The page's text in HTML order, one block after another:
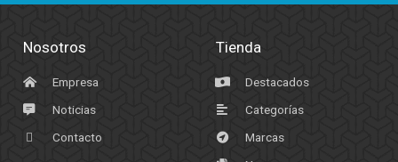
Nosotros
Empresa
Noticias
Contacto
Tienda
Destacados
Categorías
Marcas